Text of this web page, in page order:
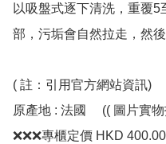
以吸盤式逐下清洗，重覆
部，污垢會自然拉走，然
( 註：引用官方網站資訊)
原產地 : 法國     (( 圖片實
❌❌❌專櫃定價 HKD